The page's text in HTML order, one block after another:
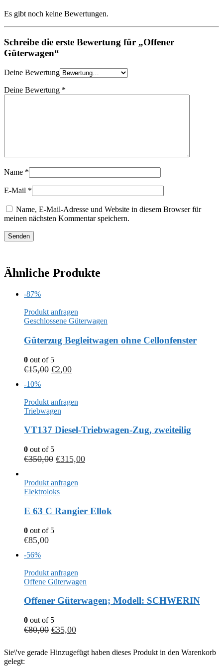
Es gibt noch keine Bewertungen.
Schreibe die erste Bewertung für „Offener
Güterwagen“
Deine Bewertung
Deine Bewertung *
Name *
E-Mail *
Name, E-Mail-Adresse und Website in diesem Browser für
meinen nächsten Kommentar speichern.
Ähnliche Produkte
-87%
Produkt anfragen
Geschlossene Güterwagen
Güterzug Begleitwagen ohne Cellonfenster
0 out of 5
€15,00 €2,00
-10%
Produkt anfragen
Triebwagen
VT137 Diesel-Triebwagen-Zug, zweiteilig
0 out of 5
€350,00 €315,00
Produkt anfragen
Elektroloks
E 63 C Rangier Ellok
0 out of 5
€85,00
-56%
Produkt anfragen
Offene Güterwagen
Offener Güterwagen; Modell: SCHWERIN
0 out of 5
€80,00 €35,00
Sie\'ve gerade Hinzugefügt haben dieses Produkt in den Warenkorb
gelegt: